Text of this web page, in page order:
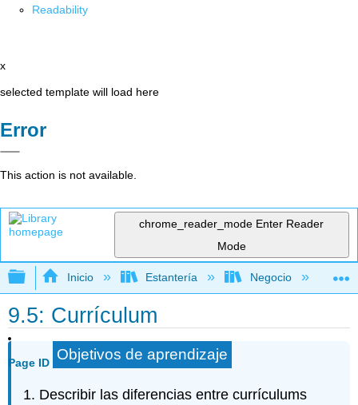
Readability
x
selected template will load here
Error
This action is not available.
chrome_reader_mode Enter Reader
Mode
Expandir/contraer jerarquía global
Inicio Estantería Negocio
9.5: Currículum
Page ID Objetivos de aprendizaje
Describir las diferencias entre currículums